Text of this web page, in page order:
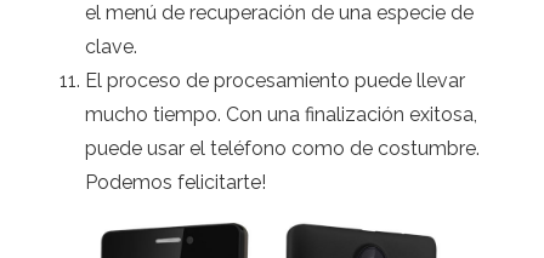
el menú de recuperación de una especie de
clave.
El proceso de procesamiento puede llevar
mucho tiempo. Con una finalización exitosa,
puede usar el teléfono como de costumbre.
Podemos felicitarte!